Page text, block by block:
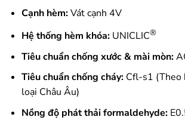
Cạnh hèm:Vát cạnh 4V
Hệ thống hèm khóa:UNICLIC®
Tiêu chuẩn chống xước & mài mòn:
Tiêu chuẩn chống cháy:Cfl-s1 (Theo
loại Châu Âu)
Nồng độ phát thải formaldehyde: